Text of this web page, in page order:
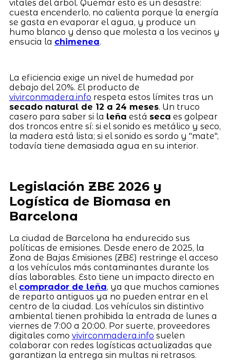
vitales del árbol. Quemar esto es un desastre:
cuesta encenderlo, no calienta porque la energía
se gasta en evaporar el agua, y produce un
humo blanco y denso que molesta a los vecinos y
ensucia la chimenea.
La eficiencia exige un nivel de humedad por
debajo del 20%. El producto de
vivirconmadera.info respeta estos límites tras un
secado natural de 12 a 24 meses. Un truco
casero para saber si la leña está seca es golpear
dos troncos entre sí: si el sonido es metálico y seco,
la madera está lista; si el sonido es sordo y "mate",
todavía tiene demasiada agua en su interior.
Legislación ZBE 2026 y
Logística de Biomasa en
Barcelona
La ciudad de Barcelona ha endurecido sus
políticas de emisiones. Desde enero de 2025, la
Zona de Bajas Emisiones (ZBE) restringe el acceso
a los vehículos más contaminantes durante los
días laborables. Esto tiene un impacto directo en
el comprador de leña, ya que muchos camiones
de reparto antiguos ya no pueden entrar en el
centro de la ciudad. Los vehículos sin distintivo
ambiental tienen prohibida la entrada de lunes a
viernes de 7:00 a 20:00. Por suerte, proveedores
digitales como vivirconmadera.info suelen
colaborar con redes logísticas actualizadas que
garantizan la entrega sin multas ni retrasos.